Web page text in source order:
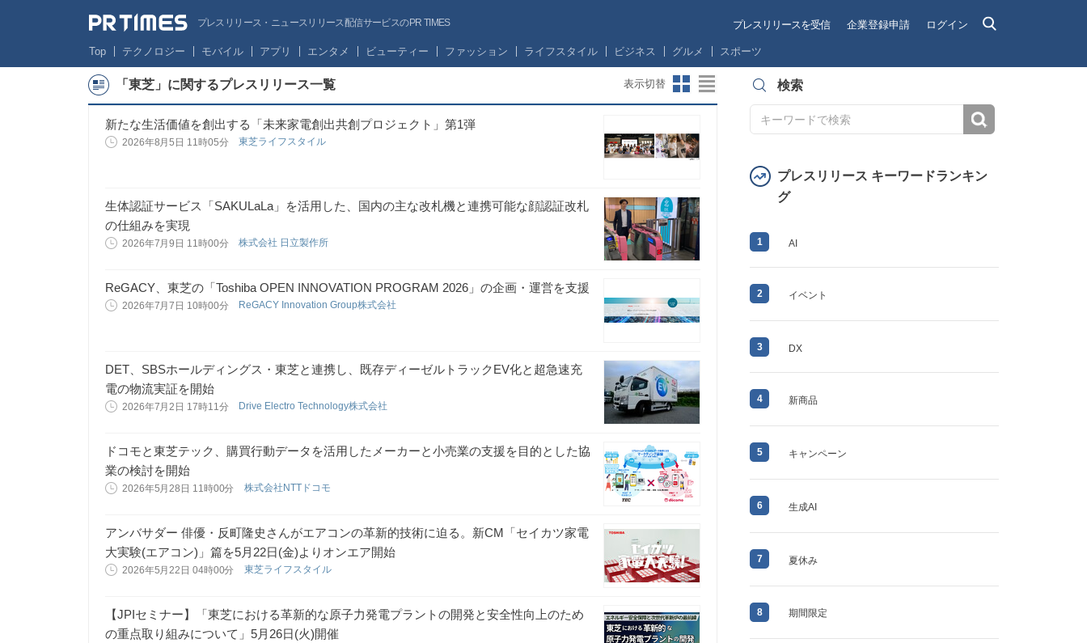
プレスリリース・ニュースリリース配信サービスのPR TIMES プレスリリースを受信 企業登録申請 ログイン
Top テクノロジー モバイル アプリ エンタメ ビューティー ファッション ライフスタイル ビジネス グルメ スポーツ
「東芝」に関するプレスリリース一覧 表示切替
新たな生活価値を創出する「未来家電創出共創プロジェクト」第1弾
2026年8月5日 11時05分 東芝ライフスタイル
生体認証サービス「SAKULaLa」を活用した、国内の主な改札機と連携可能な顔認証改札
の仕組みを実現
2026年7月9日 11時00分 株式会社 日立製作所
ReGACY、東芝の「Toshiba OPEN INNOVATION PROGRAM 2026」の企画・運営を支援
2026年7月7日 10時00分 ReGACY Innovation Group株式会社
DET、SBSホールディングス・東芝と連携し、既存ディーゼルトラックEV化と超急速充
電の物流実証を開始
2026年7月2日 17時11分 Drive Electro Technology株式会社
ドコモと東芝テック、購買行動データを活用したメーカーと小売業の支援を目的とした協
業の検討を開始
2026年5月28日 11時00分 株式会社NTTドコモ
アンバサダー 俳優・反町隆史さんがエアコンの革新的技術に迫る。新CM「セイカツ家電
大実験(エアコン)」篇を5月22日(金)よりオンエア開始
2026年5月22日 04時00分 東芝ライフスタイル
【JPIセミナー】「東芝における革新的な原子力発電プラントの開発と安全性向上のため
の重点取り組みについて」5月26日(火)開催
検索
プレスリリース キーワードランキン
グ
1 AI
2 イベント
3 DX
4 新商品
5 キャンペーン
6 生成AI
7 夏休み
8 期間限定